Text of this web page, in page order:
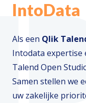
IntoData
Als een Qlik
Intodata expertise
Talend Open
Samen stellen we
uw zakelijke